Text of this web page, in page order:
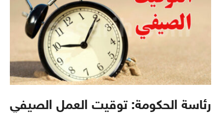
رئاسة الحكومة: توقيت العمل الصيفي